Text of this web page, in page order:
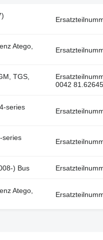
Atego,
TGS,
0042
series
series
) Bus
Atego,